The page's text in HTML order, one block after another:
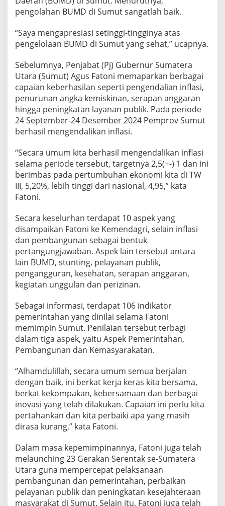
pengolahan BUMD di Sumut sangatlah baik.
“Saya mengapresiasi setinggi-tingginya atas
pengelolaan BUMD di Sumut yang sehat,” ucapnya.
Sebelumnya, Penjabat (Pj) Gubernur Sumatera
Utara (Sumut) Agus Fatoni memaparkan berbagai
capaian keberhasilan seperti pengendalian inflasi,
penurunan angka kemiskinan, serapan anggaran
hingga peningkatan layanan publik. Pada periode
24 September-24 Desember 2024 Pemprov Sumut
berhasil mengendalikan inflasi.
“Secara umum kita berhasil mengendalikan inflasi
selama periode tersebut, targetnya 2,5(+-) 1 dan ini
berimbas pada pertumbuhan ekonomi kita di TW
III, 5,20%, lebih tinggi dari nasional, 4,95,” kata
Fatoni.
Secara keselurhan terdapat 10 aspek yang
disampaikan Fatoni ke Kemendagri, selain inflasi
dan pembangunan sebagai bentuk
pertangungjawaban. Aspek lain tersebut antara
lain BUMD, stunting, pelayanan publik,
pengangguran, kesehatan, serapan anggaran,
kegiatan unggulan dan perizinan.
Sebagai informasi, terdapat 106 indikator
pemerintahan yang dinilai selama Fatoni
memimpin Sumut. Penilaian tersebut terbagi
dalam tiga aspek, yaitu Aspek Pemerintahan,
Pembangunan dan Kemasyarakatan.
“Alhamdulillah, secara umum semua berjalan
dengan baik, ini berkat kerja keras kita bersama,
berkat kekompakan, kebersamaan dan berbagai
inovasi yang telah dilakukan. Capaian ini perlu kita
pertahankan dan kita perbaiki apa yang masih
dirasa kurang,” kata Fatoni.
Dalam masa kepemimpinannya, Fatoni juga telah
melaunching 23 Gerakan Serentak se-Sumatera
Utara guna mempercepat pelaksanaan
pembangunan dan pemerintahan, perbaikan
pelayanan publik dan peningkatan kesejahteraan
masyarakat di Sumut. Selain itu, Fatoni juga telah